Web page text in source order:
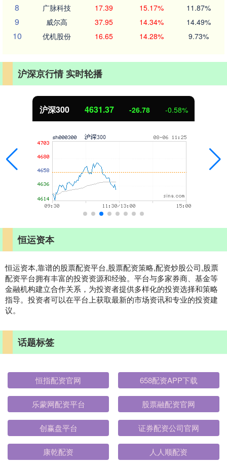
8 广脉科技 17.39 15.17% 11.87%
9 威尔高 37.95 14.34% 14.49%
10 优机股份 16.65 14.28% 9.73%
沪深京行情 实时轮播
沪深300 4631.37 -26.78 -0.58%
恒运资本
恒运资本,靠谱的股票配资平台,股票配资策略,配资炒股公司,股票
配资平台拥有丰富的投资资源和经验。平台与多家券商、基金等
金融机构建立合作关系，为投资者提供多样化的投资选择和策略
指导。投资者可以在平台上获取最新的市场资讯和专业的投资建
议。
话题标签
恒指配资官网 658配资APP下载
乐蒙网配资平台 股票融配资官网
创赢盘平台 证券配资公司官网
康乾配资 人人顺配资